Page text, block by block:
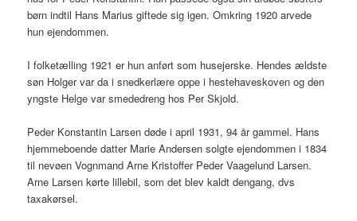
børn indtil Hans Marius giftede sig igen. Omkring 1920 arvede
hun ejendommen.
I folketælling 1921 er hun anført som husejerske. Hendes ældste
søn Holger var da i snedkerlære oppe i hestehaveskoven og den
yngste Helge var smededreng hos Per Skjold.
Peder Konstantin Larsen døde i april 1931, 94 år gammel. Hans
hjemmeboende datter Marie Andersen solgte ejendommen i 1834
til nevøen Vognmand Arne Kristoffer Peder Vaagelund Larsen.
Arne Larsen kørte lillebil, som det blev kaldt dengang, dvs
taxakørsel.